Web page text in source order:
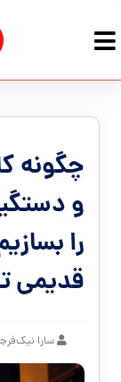
چگونه
و
را
قدیمی
سارا